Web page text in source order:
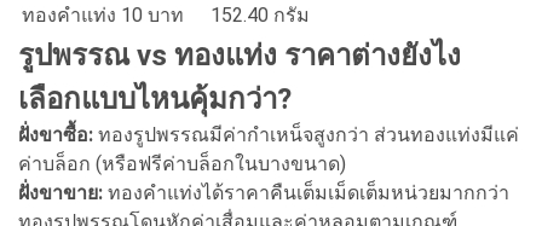
ทองคำแท่ง 10 บาท
152.40 กรัม
รูปพรรณ vs ทองแท่ง ราคาต่างยังไง
เลือกแบบไหนคุ้มกว่า?
ฝั่งขาซื้อ: ทองรูปพรรณมีค่ากำเหน็จสูงกว่า ส่วนทองแท่งมีแค่
ค่าบล็อก (หรือฟรีค่าบล็อกในบางขนาด)
ฝั่งขาขาย: ทองคำแท่งได้ราคาคืนเต็มเม็ดเต็มหน่วยมากกว่า